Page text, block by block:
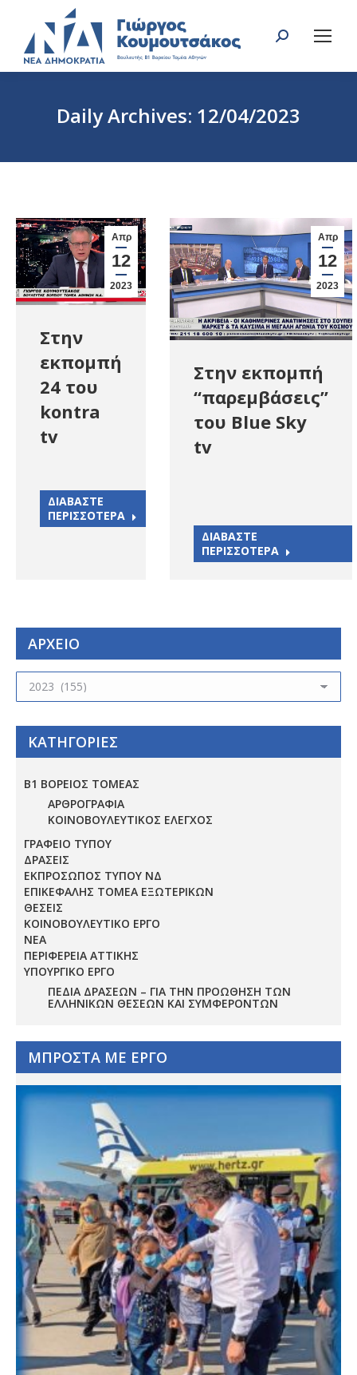
Search:
Daily Archives: 12/04/2023
Απρ
12
2023
Στην
εκπομπή
24 του
kontra
tv
ΔΙΑΒΑΣΤΕ
ΠΕΡΙΣΣΟΤΕΡΑ
Απρ
12
2023
Στην εκπομπή
“παρεμβάσεις”
του Blue Sky
tv
ΔΙΑΒΑΣΤΕ
ΠΕΡΙΣΣΟΤΕΡΑ
ΑΡΧΕΙΟ
ΑΡΧΕΙΟ
ΚΑΤΗΓΟΡΙΕΣ
Β1 ΒΟΡΕΙΟΣ ΤΟΜΕΑΣ
ΑΡΘΡΟΓΡΑΦΙΑ
ΚΟΙΝΟΒΟΥΛΕΥΤΙΚΟΣ ΕΛΕΓΧΟΣ
ΓΡΑΦΕΙΟ ΤΥΠΟΥ
ΔΡΑΣΕΙΣ
ΕΚΠΡΟΣΩΠΟΣ ΤΥΠΟΥ ΝΔ
ΕΠΙΚΕΦΑΛΗΣ ΤΟΜΕΑ ΕΞΩΤΕΡΙΚΩΝ
ΘΕΣΕΙΣ
ΚΟΙΝΟΒΟΥΛΕΥΤΙΚΟ ΕΡΓΟ
ΝΕΑ
ΠΕΡΙΦΕΡΕΙΑ ΑΤΤΙΚΗΣ
ΥΠΟΥΡΓΙΚΟ ΕΡΓΟ
ΠΕΔΊΑ ΔΡΆΣΕΩΝ – ΓΙΑ ΤΗΝ ΠΡΟΏΘΗΣΗ ΤΩΝ
ΕΛΛΗΝΙΚΏΝ ΘΈΣΕΩΝ ΚΑΙ ΣΥΜΦΕΡΌΝΤΩΝ
ΜΠΡΟΣΤΑ ΜΕ ΕΡΓΟ